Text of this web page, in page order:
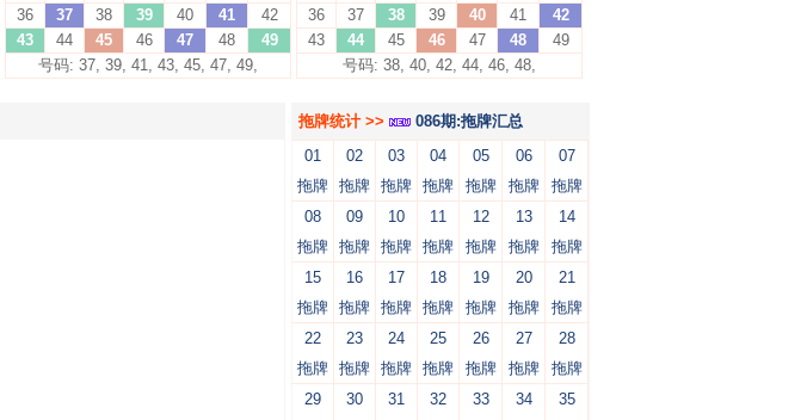
36
37 38 39 40 41
42
43
44 45 46 47 48
49
号码: 37, 39, 41, 43, 45, 47, 49,
36
37 38 39 40 41
42
43
44 45 46 47 48
49
号码: 38, 40, 42, 44, 46, 48,
拖牌统计 >>
086期:拖牌汇总
01
拖牌
02
拖牌
03
拖牌
04
拖牌
05
拖牌
06
拖牌
07
拖牌
08
拖牌
09
拖牌
10
拖牌
11
拖牌
12
拖牌
13
拖牌
14
拖牌
15
拖牌
16
拖牌
17
拖牌
18
拖牌
19
拖牌
20
拖牌
21
拖牌
22
拖牌
23
拖牌
24
拖牌
25
拖牌
26
拖牌
27
拖牌
28
拖牌
29
30 31 32 33 34 35